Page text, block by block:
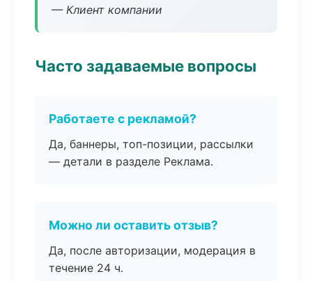
— Клиент компании
Часто задаваемые вопросы
Работаете с рекламой?
Да, баннеры, топ-позиции, рассылки
— детали в разделе Реклама.
Можно ли оставить отзыв?
Да, после авторизации, модерация в
течение 24 ч.